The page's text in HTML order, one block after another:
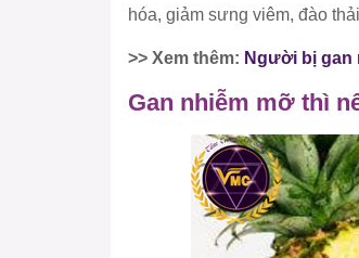
hóa, giảm sưng viêm, đào
>> Xem thêm: Người bị gan
Gan nhiễm mỡ thì